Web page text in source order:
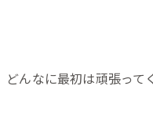
んなに最初は頑張っ